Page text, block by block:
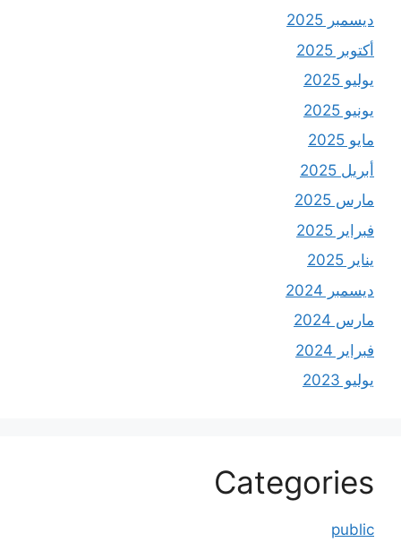
ديسمبر 2025
أكتوبر 2025
يوليو 2025
يونيو 2025
مايو 2025
أبريل 2025
مارس 2025
فبراير 2025
يناير 2025
ديسمبر 2024
مارس 2024
فبراير 2024
يوليو 2023
Categories
public